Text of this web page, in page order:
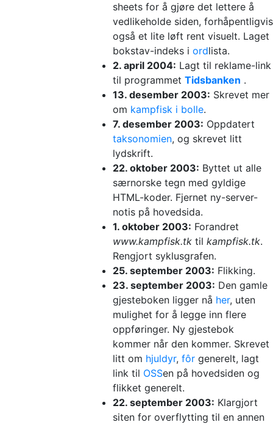
sheets for å gjøre det lettere å
vedlikeholde siden, forhåpentligvis
også et lite løft rent visuelt. Laget
bokstav-indeks i ordlista.
2. april 2004: Lagt til reklame-link
til programmet Tidsbanken .
13. desember 2003: Skrevet mer
om kampfisk i bolle.
7. desember 2003: Oppdatert
taksonomien, og skrevet litt
lydskrift.
22. oktober 2003: Byttet ut alle
særnorske tegn med gyldige
HTML-koder. Fjernet ny-server-
notis på hovedsida.
1. oktober 2003: Forandret
www.kampfisk.tk til kampfisk.tk.
Rengjort syklusgrafen.
25. september 2003: Flikking.
23. september 2003: Den gamle
gjesteboken ligger nå her, uten
mulighet for å legge inn flere
oppføringer. Ny gjestebok
kommer når den kommer. Skrevet
litt om hjuldyr, fôr generelt, lagt
link til OSSen på hovedsiden og
flikket generelt.
22. september 2003: Klargjort
siten for overflytting til en annen